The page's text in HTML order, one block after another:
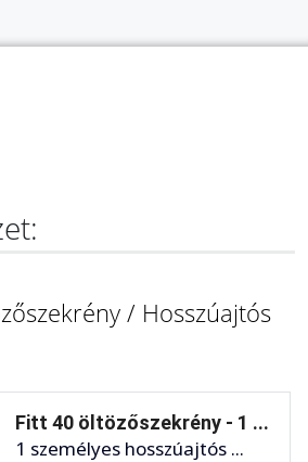
/ Hosszúajtós
Fitt 40 öltözőszekrény - 1 ...
1 személyes hosszúajtós ...